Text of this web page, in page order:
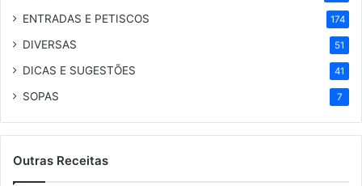
ENTRADAS E PETISCOS 174
DIVERSAS 51
DICAS E SUGESTÕES 41
SOPAS 7
Outras Receitas